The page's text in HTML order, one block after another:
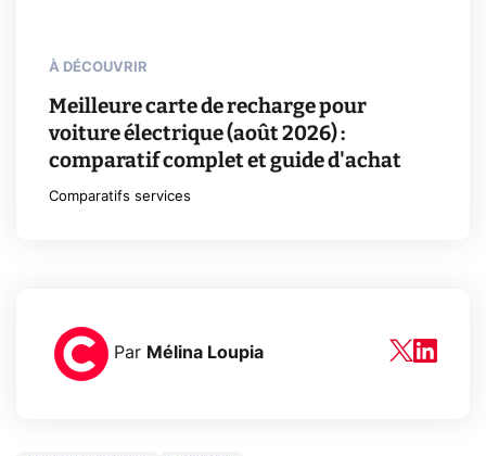
À DÉCOUVRIR
Meilleure carte de recharge pour
voiture électrique (août 2026) :
comparatif complet et guide d'achat
Comparatifs services
Par Mélina Loupia